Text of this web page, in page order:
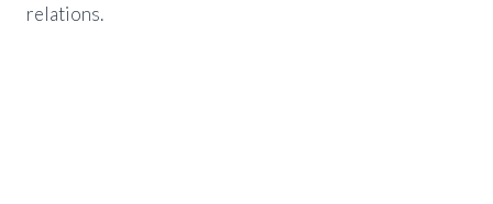
relations.